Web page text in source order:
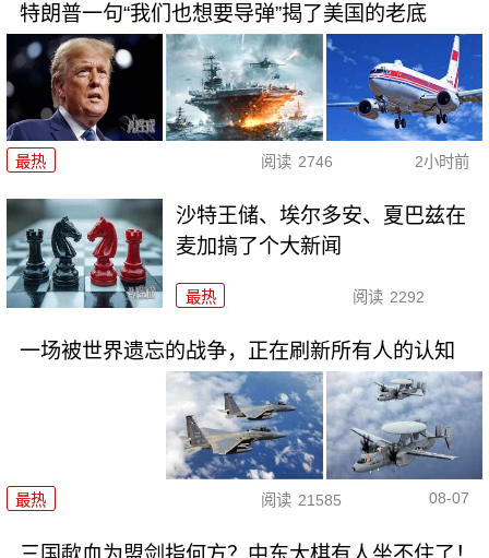
特朗普一句“我们也想要导弹”揭了美国的老底
最热 阅读 2746 2小时前
沙特王储、埃尔多安、夏巴兹在
麦加搞了个大新闻
最热 阅读 2292
一场被世界遗忘的战争，正在刷新所有人的认知
最热 阅读 21585 08-07